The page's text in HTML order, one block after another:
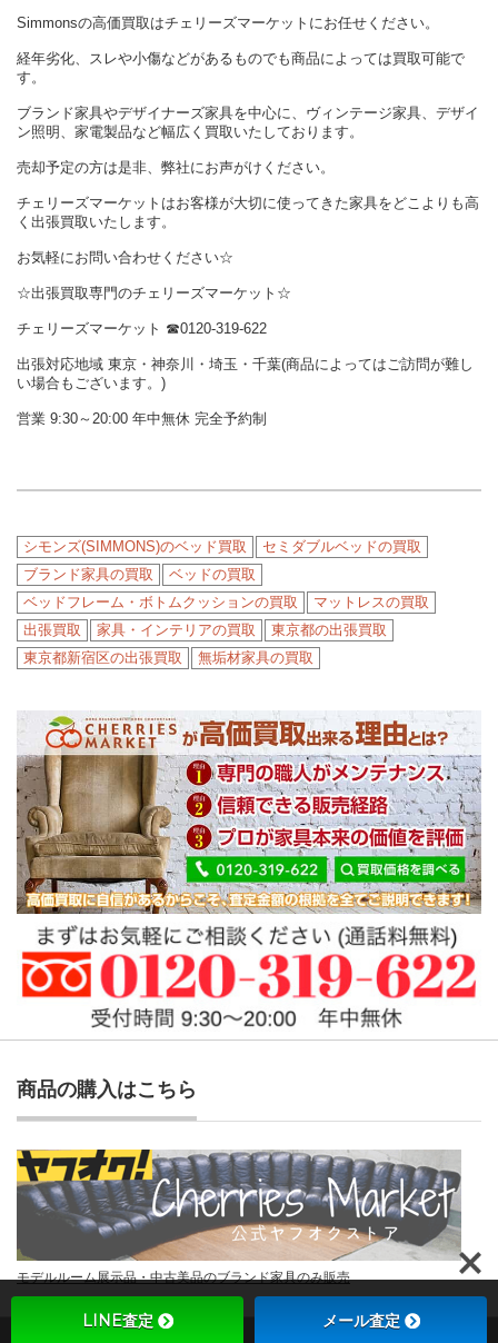
Simmonsの高価買取はチェリーズマーケットにお任せください。
経年劣化、スレや小傷などがあるものでも商品によっては買取可能で
す。
ブランド家具やデザイナーズ家具を中心に、ヴィンテージ家具、デザイ
ン照明、家電製品など幅広く買取いたしております。
売却予定の方は是非、弊社にお声がけください。
チェリーズマーケットはお客様が大切に使ってきた家具をどこよりも高
く出張買取いたします。
お気軽にお問い合わせください☆
☆出張買取専門のチェリーズマーケット☆
チェリーズマーケット ☎︎0120-319-622
出張対応地域 東京・神奈川・埼玉・千葉(商品によってはご訪問が難し
い場合もございます。)
営業 9:30～20:00 年中無休 完全予約制
シモンズ(SIMMONS)のベッド買取
セミダブルベッドの買取
ブランド家具の買取
ベッドの買取
ベッドフレーム・ボトムクッションの買取
マットレスの買取
出張買取
家具・インテリアの買取
東京都の出張買取
東京都新宿区の出張買取
無垢材家具の買取
商品の購入はこちら
モデルルーム展示品・中古美品のブランド家具のみ販売
LINE査定 メール査定